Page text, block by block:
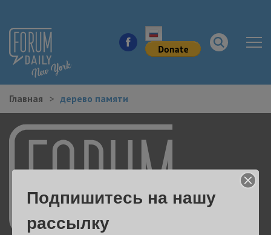
НОВОСТИ ГОРОДА
КУДА ПОЙТИ В ГОРОДЕ
ЗДОРОВЬЕ
РАБОТА И БИЗНЕС
ЖИЛЬЕ
Главная дерево памяти
Подпишитесь на нашу
рассылку